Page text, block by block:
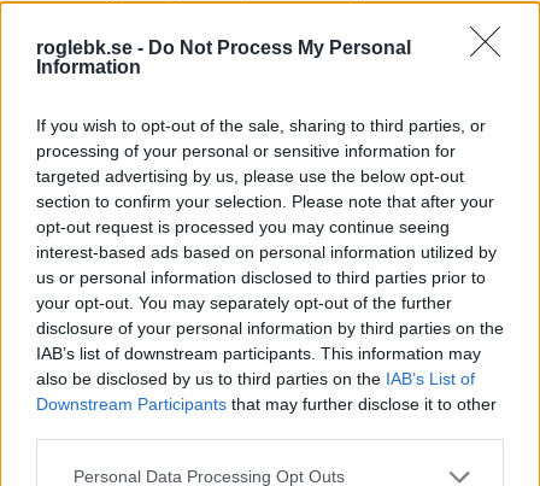
roglebk.se - Do Not Process My Personal
Information
If you wish to opt-out of the sale, sharing to third parties, or
processing of your personal or sensitive information for
targeted advertising by us, please use the below opt-out
section to confirm your selection. Please note that after your
opt-out request is processed you may continue seeing
interest-based ads based on personal information utilized by
us or personal information disclosed to third parties prior to
your opt-out. You may separately opt-out of the further
disclosure of your personal information by third parties on the
IAB’s list of downstream participants. This information may
also be disclosed by us to third parties on the IAB’s List of
Downstream Participants that may further disclose it to other
Please note that this website/app uses one or more Google
Personal Data Processing Opt Outs
utdrag ur belastningsregistret är obligatoriskt för att kunna
arbeta i Catena Arena.
Låter detta intressant eller om du har några frågor eller
funderingar så kontakta Rögle BK:s säkerhetschef Sigge
Plato på sakerhet@roglebk.se.
Vi vill gärna veta ditt namn, ålder, kontaktinformation samt
gärna en liten text där du presenterar dig själv och om du
har någon tidigare erfarenhet så återkommer vi till dig så
snart vi kan.
Efter genomförd och godkänd utbildning så blir du
antagen som publikvärd i Rögle BK:s organisation.